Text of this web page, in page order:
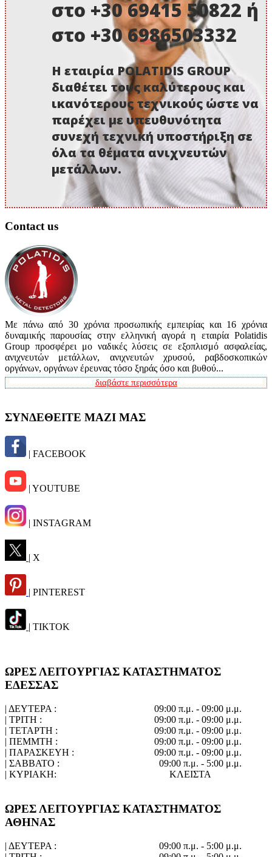
στο +30 69415 50822 ή
στο +30 6986503332
Η εταιρία POLATIDIS GROUP
διαθέτει τους καλύτερους και
ικανότερους τεχνικούς ώστε να
παρέχει με υπευθυνότητα
συνεχή τεχνική υποστήριξη σε
όλα τα θέματα ανιχνευτών
μετάλλων.
Contact us
Με πάνω από 30 χρόνια προσωπικής εμπειρίας και 16 χρόνια
δυναμικής παρουσίας στην ελληνική αγορά η εταιρία Polatidis
Group προσφέρει μο ναδικές λύσεις σε εξοπλισμό ασφαλείας,
ανιχνευτών μετάλλων, ανιχνευτών χρυσού, ραβδοσκοπικών
οργάνων, οργάνων έρευνας τόσο ξηράς όσο και βυθού...
διαβάστε περισσότερα
ΣΥΝΔΕΘΕΙΤΕ ΜΑΖΙ ΜΑΣ
| FACEBOOK
| YOUTUBE
| INSTAGRAM
| X
| PINTEREST
| TIKTOK
ΩΡΕΣ ΛΕΙΤΟΥΡΓΙΑΣ ΚΑΤΑΣΤΗΜΑΤΟΣ
ΕΔΕΣΣΑΣ
| ΔΕΥΤΕΡΑ :
09:00 π.μ. - 09:00 μ.μ.
| ΤΡΙΤΗ :
09:00 π.μ. - 09:00 μ.μ.
| ΤΕΤΑΡΤΗ :
09:00 π.μ. - 09:00 μ.μ.
| ΠΕΜΜΤΗ :
09:00 π.μ. - 09:00 μ.μ.
| ΠΑΡΑΣΚΕΥΗ :
09:00 π.μ. - 09:00 μ.μ.
| ΣΑΒΒΑΤΟ :
09:00 π.μ. - 5:00 μ.μ.
| ΚΥΡΙΑΚΗ:
ΚΛΕΙΣΤΑ
ΩΡΕΣ ΛΕΙΤΟΥΡΓΙΑΣ ΚΑΤΑΣΤΗΜΑΤΟΣ
ΑΘΗΝΑΣ
| ΔΕΥΤΕΡΑ :
09:00 π.μ. - 5:00 μ.μ.